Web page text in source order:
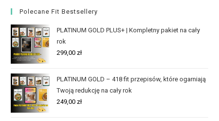
Polecane Fit Bestsellery
PLATINUM GOLD PLUS+ | Kompletny pakiet na cały
rok
299,00 zł
PLATINUM GOLD – 418 fit przepisów, które ogarniają
Twoją redukcję na cały rok
249,00 zł